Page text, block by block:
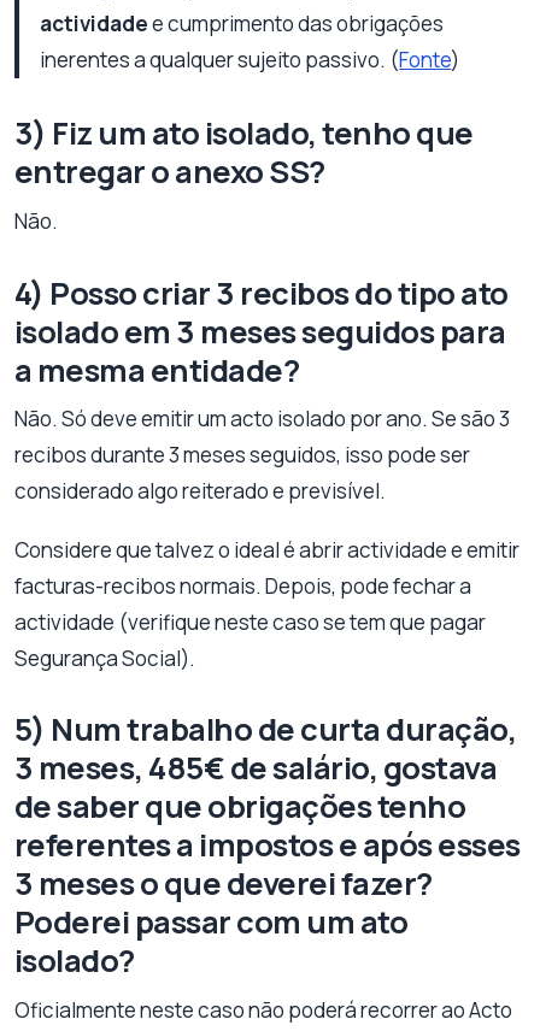
actividadee cumprimento das obrigações
inerentes a qualquer sujeito passivo. (Fonte)
3) Fiz um ato isolado, tenho que
entregar o anexo SS?
Não.
4) Posso criar 3 recibos do tipo ato
isolado em 3 meses seguidos para
a mesma entidade?
Não. Só deve emitir um acto isolado por ano. Se são 3
recibos durante 3 meses seguidos, isso pode ser
considerado algo reiterado e previsível.
Considere que talvez o ideal é abrir actividade e emitir
facturas-recibos normais. Depois, pode fechar a
actividade (verifique neste caso se tem que pagar
Segurança Social).
5) Num trabalho de curta duração,
3 meses, 485€ de salário, gostava
de saber que obrigações tenho
referentes a impostos e após esses
3 meses o que deverei fazer?
Poderei passar com um ato
isolado?
Oficialmente neste caso não poderá recorrer ao Acto